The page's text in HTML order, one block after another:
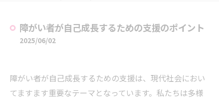
障がい者が自己成長するための支援のポイント
2025/06/02
障がい者が自己成長するための支援は、現代社会におい
てますます重要なテーマとなっています。私たちは多様